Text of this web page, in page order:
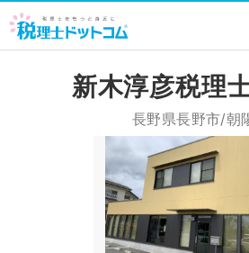
新木淳彦税理
長野県長野市/朝